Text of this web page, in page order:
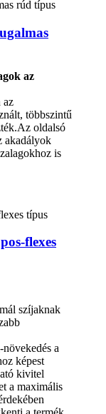
az
az
többszintű
oldalsó
akadályok
is
flexes
szíjaknak
a
képest
kivitel
a maximális